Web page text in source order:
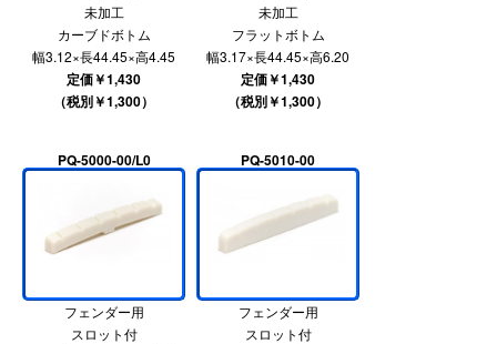
未加工
カーブドボトム
幅3.12×長44.45×高4.45
定価￥1,430
（税別￥1,300）
未加工
フラットボトム
幅3.17×長44.45×高6.20
定価￥1,430
（税別￥1,300）
PQ-5000-00/L0
フェンダー用
スロット付
PQ-5010-00
フェンダー用
スロット付